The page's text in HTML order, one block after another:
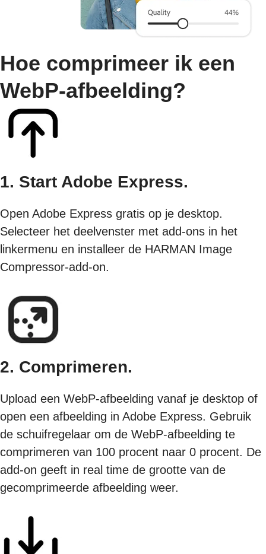
Hoe comprimeer ik een
WebP-afbeelding?
1. Start Adobe Express.
Open Adobe Express gratis op je desktop.
Selecteer het deelvenster met add-ons in het
linkermenu en installeer de HARMAN Image
Compressor-add-on.
2. Comprimeren.
Upload een WebP-afbeelding vanaf je desktop of
open een afbeelding in Adobe Express. Gebruik
de schuifregelaar om de WebP-afbeelding te
comprimeren van 100 procent naar 0 procent. De
add-on geeft in real time de grootte van de
gecomprimeerde afbeelding weer.